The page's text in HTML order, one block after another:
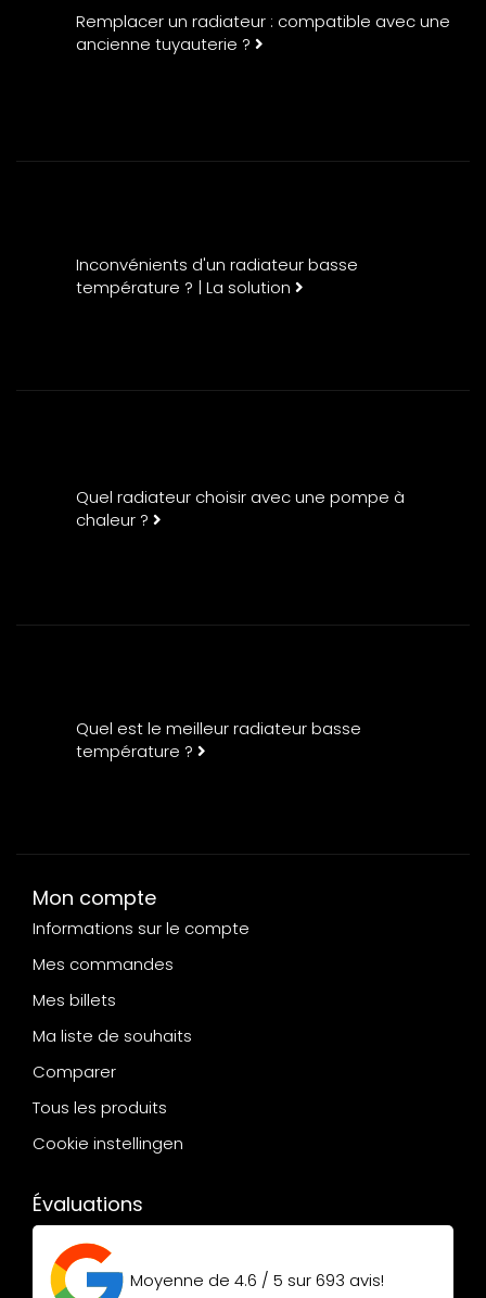
Remplacer un radiateur : compatible avec une
ancienne tuyauterie ?
Inconvénients d'un radiateur basse
température ? | La solution
Quel radiateur choisir avec une pompe à
chaleur ?
Quel est le meilleur radiateur basse
température ?
Mon compte
Informations sur le compte
Mes commandes
Mes billets
Ma liste de souhaits
Comparer
Tous les produits
Cookie instellingen
Évaluations
Moyenne de 4.6 / 5 sur693 avis!